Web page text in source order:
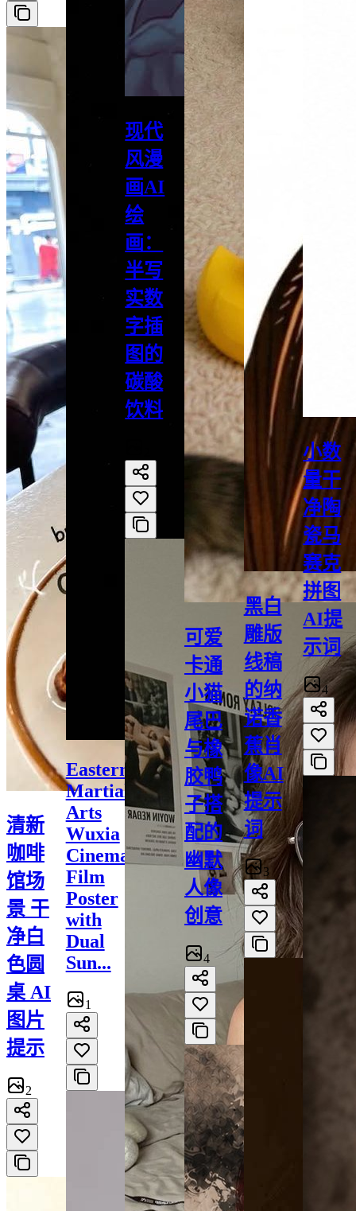
清新
咖啡
馆场
景 干
净白
色圆
桌 AI
图片
提示
2
Eastern
Martial
Arts
Wuxia
Cinematic
Film
Poster
with
Dual
Sun...
1
现代
风漫
画AI
绘
画：
半写
实数
字插
图的
碳酸
饮料
可爱
卡通
小猫
尾巴
与橡
胶鸭
子搭
配的
幽默
人像
创意
4
黑白
雕版
线稿
的纳
诺香
蕉肖
像AI
提示
词
3
小数
量干
净陶
瓷马
赛克
拼图
AI提
示词
4